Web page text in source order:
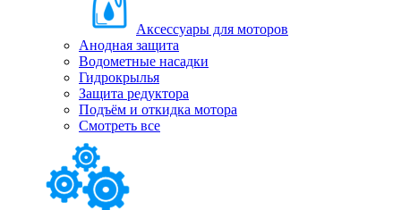
Аксессуары для моторов
Анодная защита
Водометные насадки
Гидрокрылья
Защита редуктора
Подъём и откидка мотора
Смотреть все